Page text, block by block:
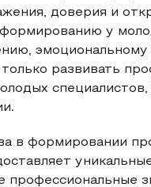
доверия и
у
эмоциональному
развивать
в формировании
профессиональные